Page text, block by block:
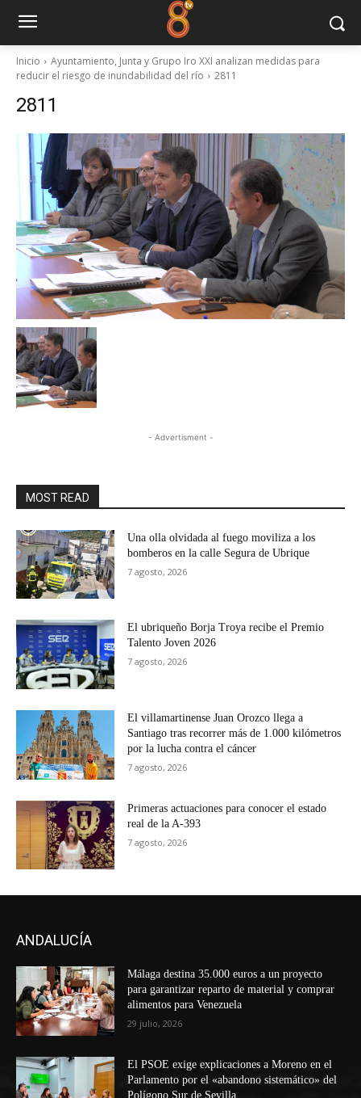
Inicio
Ayuntamiento, Junta y Grupo Iro XXI analizan medidas para
reducir el riesgo de inundabilidad del río
2811
2811
- Advertisment -
MOST READ
Una olla olvidada al fuego moviliza a los
bomberos en la calle Segura de Ubrique
7 agosto, 2026
El ubriqueño Borja Troya recibe el Premio
Talento Joven 2026
7 agosto, 2026
El villamartinense Juan Orozco llega a
Santiago tras recorrer más de 1.000 kilómetros
por la lucha contra el cáncer
7 agosto, 2026
Primeras actuaciones para conocer el estado
real de la A-393
7 agosto, 2026
ANDALUCÍA
Málaga destina 35.000 euros a un proyecto
para garantizar reparto de material y comprar
alimentos para Venezuela
29 julio, 2026
El PSOE exige explicaciones a Moreno en el
Parlamento por el «abandono sistemático» del
Polígono Sur de Sevilla